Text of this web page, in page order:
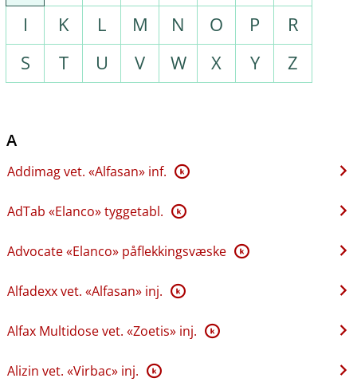
I
K L M N O P
R
S
T U V W X Y Z
A
Addimag vet. «Alfasan» inf. K
AdTab «Elanco» tyggetabl. K
Advocate «Elanco» påflekkingsvæske K
Alfadexx vet. «Alfasan» inj. K
Alfax Multidose vet. «Zoetis» inj. K
Alizin vet. «Virbac» inj. K